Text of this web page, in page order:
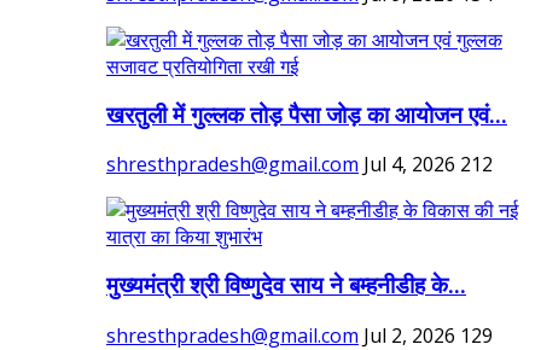
खरतुली में गुल्लक तोड़ पैसा जोड़ का आयोजन एवं...
shresthpradesh@gmail.com Jul 4, 2026 212
मुख्यमंत्री श्री विष्णुदेव साय ने बम्हनीडीह के...
shresthpradesh@gmail.com Jul 2, 2026 129